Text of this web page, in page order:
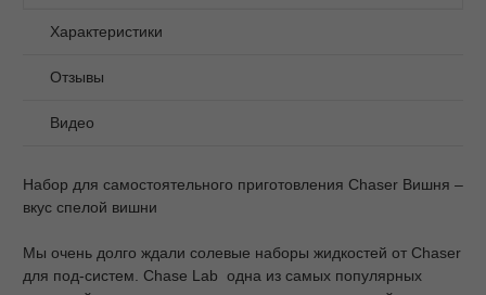
Характеристики
Отзывы
Видео
Набор для самостоятельного приготовления Chaser Вишня –
вкус спелой вишни
Мы очень долго ждали солевые наборы жидкостей от Chaser
для под-систем. Chase Lab одна из самых популярных